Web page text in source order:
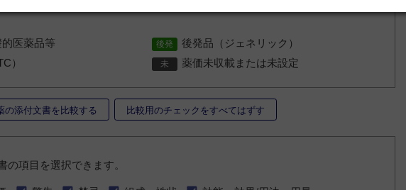
医薬品等
後発品（ジェネリック）
）
薬価未収載または未設定
の添付文書を比較する 比較用のチェックをすべてはずす
項目を選択できます。